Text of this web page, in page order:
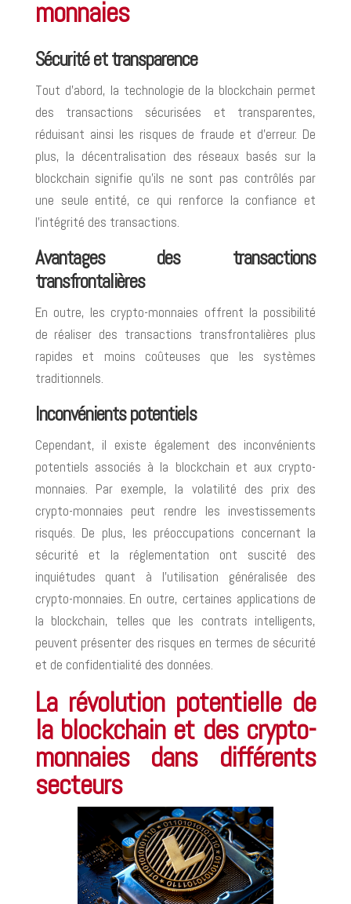
monnaies
Sécurité et transparence
Tout d’abord, la technologie de la blockchain permet
des transactions sécurisées et transparentes,
réduisant ainsi les risques de fraude et d’erreur. De
plus, la décentralisation des réseaux basés sur la
blockchain signifie qu’ils ne sont pas contrôlés par
une seule entité, ce qui renforce la confiance et
l’intégrité des transactions.
Avantages des transactions
transfrontalières
En outre, les crypto-monnaies offrent la possibilité
de réaliser des transactions transfrontalières plus
rapides et moins coûteuses que les systèmes
traditionnels.
Inconvénients potentiels
Cependant, il existe également des inconvénients
potentiels associés à la blockchain et aux crypto-
monnaies. Par exemple, la volatilité des prix des
crypto-monnaies peut rendre les investissements
risqués. De plus, les préoccupations concernant la
sécurité et la réglementation ont suscité des
inquiétudes quant à l’utilisation généralisée des
crypto-monnaies. En outre, certaines applications de
la blockchain, telles que les contrats intelligents,
peuvent présenter des risques en termes de sécurité
et de confidentialité des données.
La révolution potentielle de
la blockchain et des crypto-
monnaies dans différents
secteurs